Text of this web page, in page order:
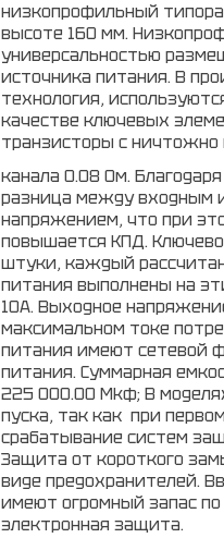
низкопрофильный
высоте 160 мм.
универсальностью
источника питания. В
технология,
качестве ключевых
транзисторы с
канала 0.08 Ом.
разница между входным
напряжением, что при
повышается КПД.
штуки, каждый
питания выполнены на
10А. Выходное
максимальном токе
питания имеют сетевой
питания. Суммарная
225 000.00 Мkф; В
пуска, так как при
срабатывание систем
Защита от короткого
виде предохранителей.
имеют огромный запас
электронная защита.